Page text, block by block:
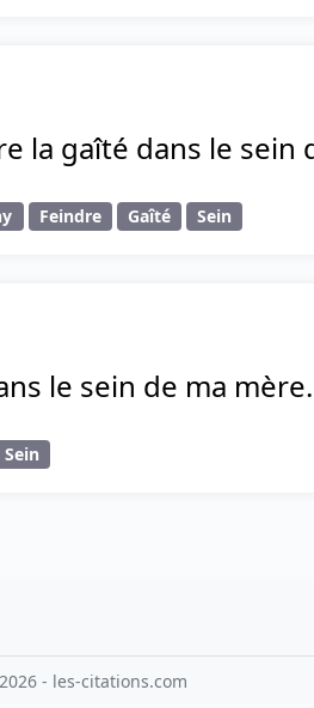
la gaîté dans le sein
Feindre Gaîté Sein
le sein de ma mère.
Sein
- les-citations.com